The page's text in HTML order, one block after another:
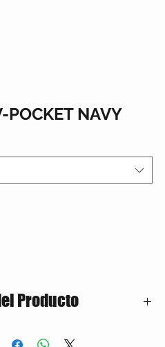
POCKET NAVY
Producto